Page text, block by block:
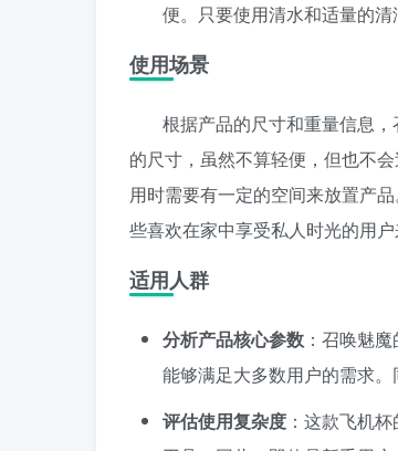
便。只要使用清水和适量的清
使用场景
根据产品的尺寸和重量信息
的尺寸，虽然不算轻便，但也不
用时需要有一定的空间来放置产
些喜欢在家中享受私人时光的用
适用人群
分析产品核心参数 ：召唤魅
能够满足大多数用户的需求
评估使用复杂度 ：这款飞机